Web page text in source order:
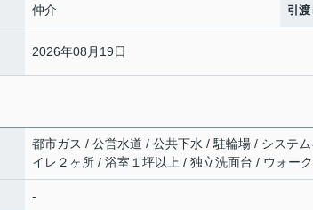
仲介 引渡
2026年08月19日
都市ガス / 公営水道 / 公共下水 / 駐輪場 / システ
イレ２ヶ所 / 浴室１坪以上 / 独立洗面台 / ウォー
-